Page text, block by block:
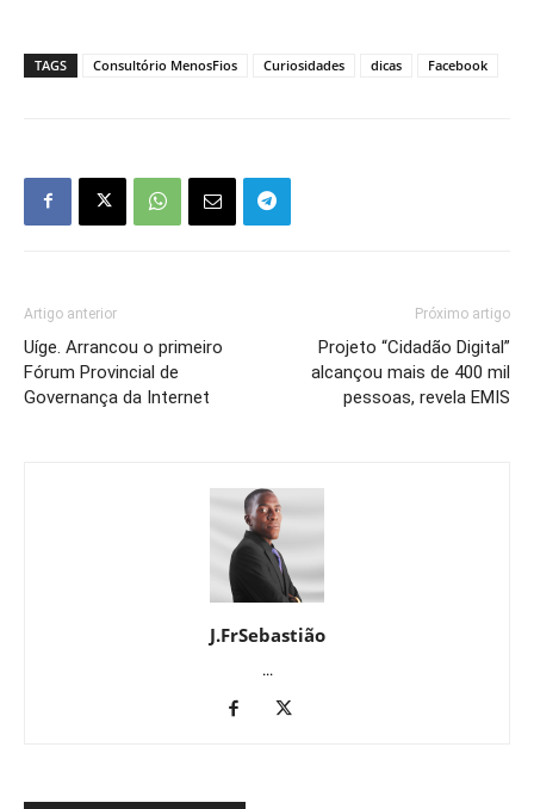
TAGS Consultório MenosFios Curiosidades dicas Facebook
Artigo anterior
Uíge. Arrancou o primeiro
Fórum Provincial de
Governança da Internet
Próximo artigo
Projeto “Cidadão Digital”
alcançou mais de 400 mil
pessoas, revela EMIS
J.FrSebastião
...